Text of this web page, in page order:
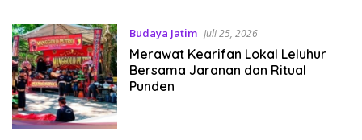
Budaya Jatim Juli 25, 2026
Merawat Kearifan Lokal Leluhur
Bersama Jaranan dan Ritual
Punden